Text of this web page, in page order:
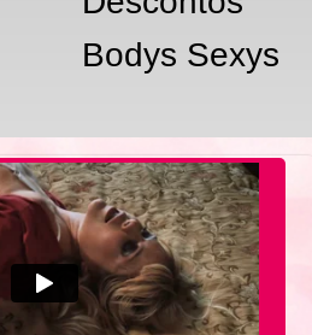
Bodys Sexys